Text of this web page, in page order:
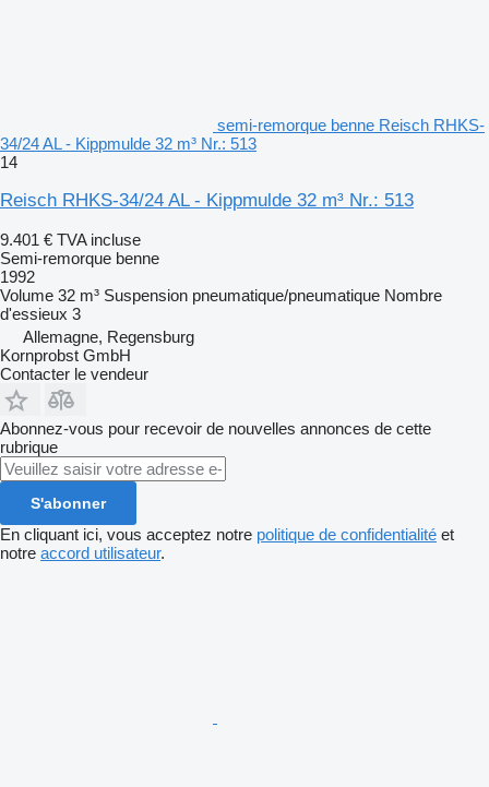
semi-remorque benne Reisch RHKS-
34/24 AL - Kippmulde 32 m³ Nr.: 513
14
Reisch RHKS-34/24 AL - Kippmulde 32 m³ Nr.: 513
9.401 € TVA incluse
Semi-remorque benne
1992
Volume 32 m³ Suspension pneumatique/pneumatique Nombre
d'essieux 3
Allemagne, Regensburg
Kornprobst GmbH
Contacter le vendeur
Abonnez-vous pour recevoir de nouvelles annonces de cette
rubrique
S'abonner
En cliquant ici, vous acceptez notre politique de confidentialité et
notre accord utilisateur.